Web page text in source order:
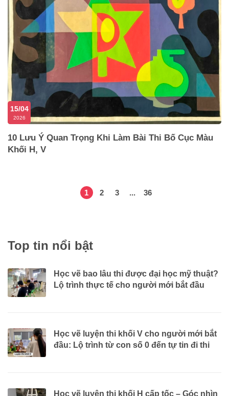
15/04
2026
10 Lưu Ý Quan Trọng Khi Làm Bài Thi Bố Cục Màu
Khối H, V
1 2 3 ... 36
Top tin nổi bật
Học vẽ bao lâu thi được đại học mỹ thuật?
Lộ trình thực tế cho người mới bắt đầu
Học vẽ luyện thi khối V cho người mới bắt
đầu: Lộ trình từ con số 0 đến tự tin đi thi
Học vẽ luyện thi khối H cấp tốc – Góc nhìn